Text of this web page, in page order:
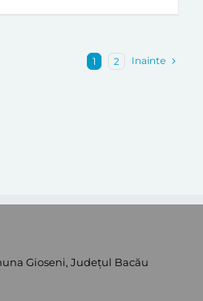
1 2 Inainte
Gioseni, Județul Bacău